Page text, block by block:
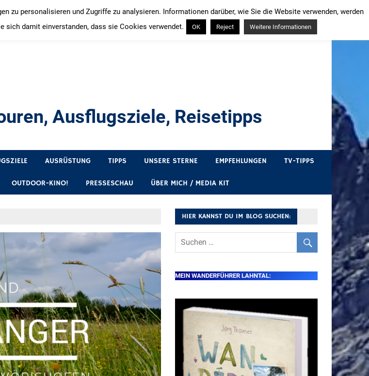
Ausflugsziele, Reisetipps
AUSRÜSTUNG TIPPS UNSERE STERNE EMPFEHLUNGEN TV-TIPPS
OUTDOOR-KINO! PRESSESCHAU ÜBER MICH / MEDIA KIT
HIER KANNST DU IM BLOG SUCHEN:
MEIN WANDERFÜHRER LAHNTAL:
zu personalisieren und Zugriffe zu analysieren. Informationen darüber, wie Sie die Website verwenden, werden
sich damit einverstanden, dass sie Cookies verwendet.
OK Reject Weitere Informationen